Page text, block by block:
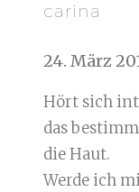
carina
24. März
Hört sich
das
die Haut.
Werde ich